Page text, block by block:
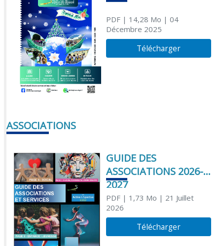
PDF| 14,28 Mo | 04
Décembre 2025
Télécharger
ASSOCIATIONS
GUIDE DES
ASSOCIATIONS 2026-
2027
PDF| 1,73 Mo | 21 Juillet
2026
Télécharger